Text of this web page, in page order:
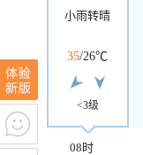
小雨转晴
35/26℃
<3级
08时